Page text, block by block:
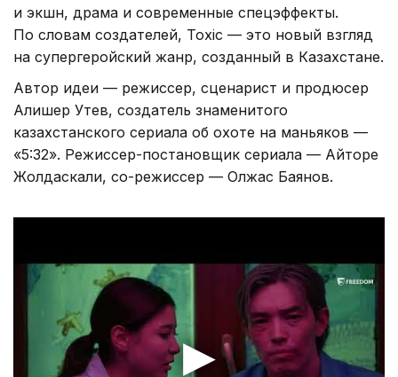
и экшн, драма и современные спецэффекты.
По словам создателей, Toxic — это новый взгляд
на супергеройский жанр, созданный в Казахстане.
Автор идеи — режиссер, сценарист и продюсер
Алишер Утев, создатель знаменитого
казахстанского сериала об охоте на маньяков —
«5:32». Режиссер-постановщик сериала — Айторе
Жолдаскали, со-режиссер — Олжас Баянов.